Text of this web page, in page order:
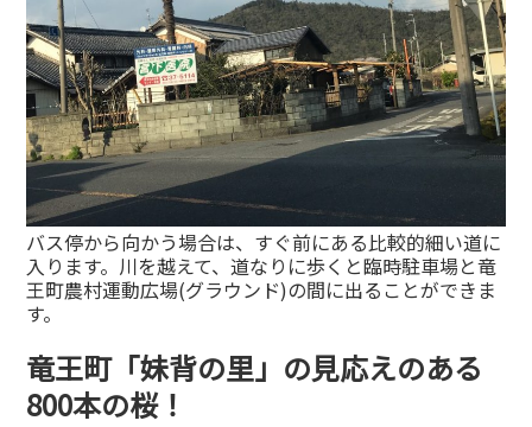
バス停から向かう場合は、すぐ前にある比較的細い道に
入ります。川を越えて、道なりに歩くと臨時駐車場と竜
王町農村運動広場(グラウンド)の間に出ることができま
す。
竜王町「妹背の里」の見応えのある
800本の桜！